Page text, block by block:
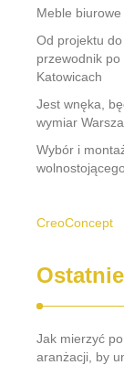
Meble
Od projektu
przewodnik
Katowicach
Jest wnęka,
wymiar
Wybór i
CreoConcept
Jak mierzyć
aranżacji, by